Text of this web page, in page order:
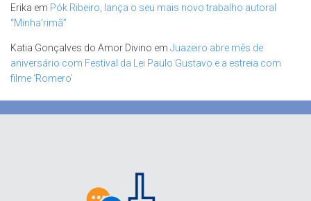
Erika em Pók Ribeiro, lança o seu mais novo trabalho autoral
“Minha’rimã”
Katia Gonçalves do Amor Divino em Juazeiro abre mês de
aniversário com Festival da Lei Paulo Gustavo e a estreia com
filme ‘Romero’